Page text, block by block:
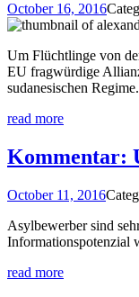
October 16, 2016
Um Flüchtlinge von
EU fragwürdige
sudanesischen Regime.
read more
Kommentar:
October 11, 2016
Asylbewerber sind
Informationspotenzial
read more